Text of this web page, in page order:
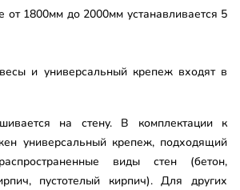
от 1800мм до 2000мм устанавливается 5
и универсальный крепеж входят в
на стену. В комплектации к
универсальный крепеж, подходящий
виды стен (бетон,
пустотелый кирпич). Для других